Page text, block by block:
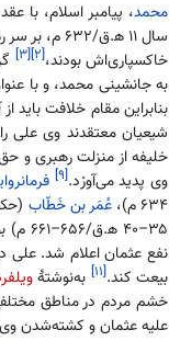
محمد، پیامبر اسلام، با عقد
سال ۱۱ ه‍.ق/۶۳۲ م، بر سر رهبری امّت اختلاف به وجود آمد. درحالی‌که علی به‌همراه جمعی از
خاکسپاری‌اش بودند،[۲] [۳]
به جانشینی محمد، و با
بنابراین مقام خلافت باید
شیعیان معتقدند وی علی
خلیفه از منزلت رهبری و حق
وی پدید می‌آورْد.[۹]
۶۳۴ م)،
عُمَر بن خَطّاب (حک. ۱۳–۲۳ ه‍.ق/
۳۵–۴۰ ه‍.ق/۶۵۶–۶۶۱ م) بودند.
نفع عثمان اعلام شد. علی
بیعت کند.[۱۱] به‌نوشتهٔ
خشم مردم در مناطق
علیه عثمان و کشته‌شدن